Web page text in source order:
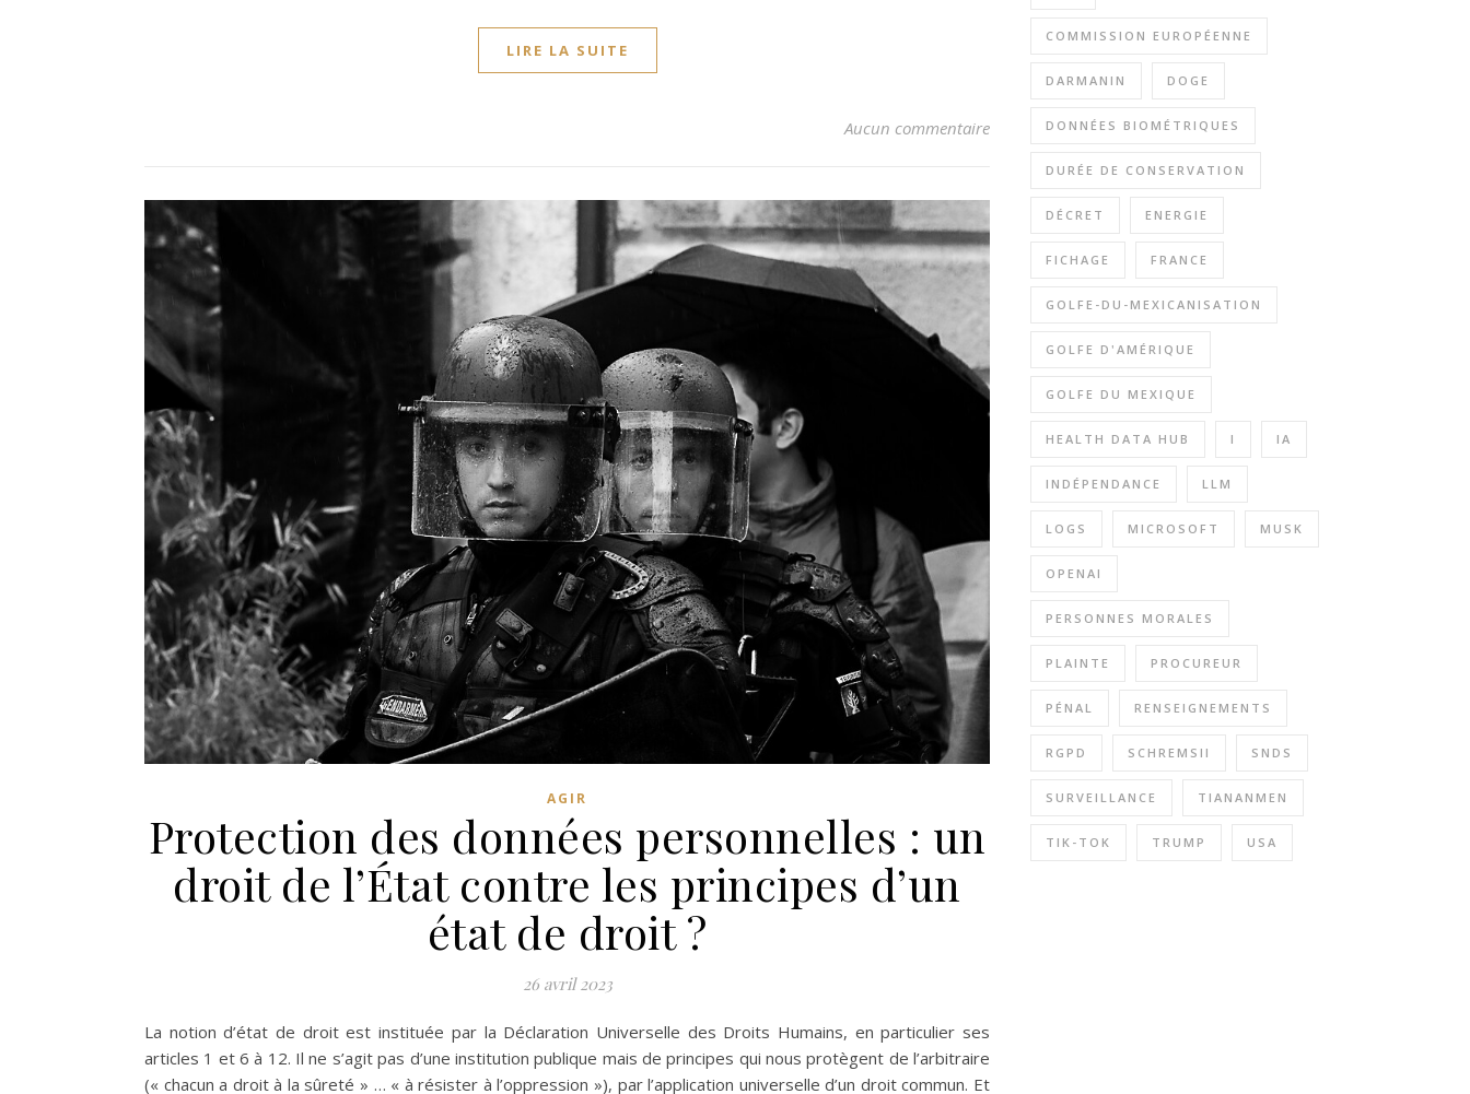
LIRE LA SUITE
Aucun commentaire
AGIR
Protection des données personnelles : un
droit de l’État contre les principes d’un
état de droit ?
26 avril 2023
La notion d’état de droit est instituée par la Déclaration Universelle des Droits Humains, en particulier ses
articles 1 et 6 à 12. Il ne s’agit pas d’une institution publique mais de principes qui nous protègent de l’arbitraire
(« chacun a droit à la sûreté » … « à résister à l’oppression »), par l’application universelle d’un droit commun. Et
COMMISSION EUROPÉENNE
DARMANIN DOGE
DONNÉES BIOMÉTRIQUES
DURÉE DE CONSERVATION
DÉCRET ENERGIE
FICHAGE FRANCE
GOLFE-DU-MEXICANISATION
GOLFE D'AMÉRIQUE
GOLFE DU MEXIQUE
HEALTH DATA HUB I IA
INDÉPENDANCE LLM
LOGS MICROSOFT MUSK
OPENAI
PERSONNES MORALES
PLAINTE PROCUREUR
PÉNAL RENSEIGNEMENTS
RGPD SCHREMSII SNDS
SURVEILLANCE TIANANMEN
TIK-TOK TRUMP USA